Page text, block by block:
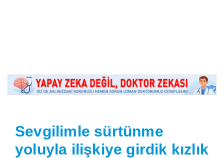
Sevgilimle sürtünme
yoluyla ilişkiye girdik kızlık